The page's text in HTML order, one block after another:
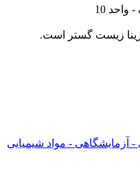
10
زیست گستر است.